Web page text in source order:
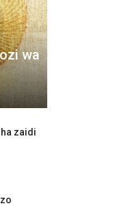
wa
zaidi